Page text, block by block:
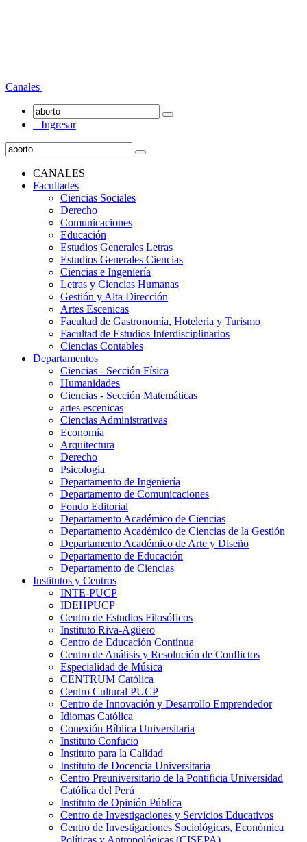
Canales
Ingresar
CANALES
Facultades
Ciencias Sociales
Derecho
Comunicaciones
Educación
Estudios Generales Letras
Estudios Generales Ciencias
Ciencias e Ingeniería
Letras y Ciencias Humanas
Gestión y Alta Dirección
Artes Escenicas
Facultad de Gastronomía, Hotelería y Turismo
Facultad de Estudios Interdisciplinarios
Ciencias Contables
Departamentos
Ciencias - Sección Física
Humanidades
Ciencias - Sección Matemáticas
artes escenicas
Ciencias Administrativas
Economía
Arquitectura
Derecho
Psicologia
Departamento de Ingeniería
Departamento de Comunicaciones
Fondo Editorial
Departamento Académico de Ciencias
Departamento Académico de Ciencias de la Gestión
Departamento Académico de Arte y Diseño
Departamento de Educación
Departamento de Ciencias
Institutos y Centros
INTE-PUCP
IDEHPUCP
Centro de Estudios Filosóficos
Instituto Riva-Agüero
Centro de Educación Contínua
Centro de Análisis y Resolución de Conflictos
Especialidad de Música
CENTRUM Católica
Centro Cultural PUCP
Centro de Innovación y Desarrollo Emprendedor
Idiomas Católica
Conexión Bíblica Universitaria
Instituto Confucio
Instituto para la Calidad
Instituto de Docencia Universitaria
Centro Preuniversitario de la Pontificia Universidad
Católica del Perú
Instituto de Opinión Pública
Centro de Investigaciones y Servicios Educativos
Centro de Investigaciones Sociológicas, Económica
Políticas y Antropológicas (CISEPA)